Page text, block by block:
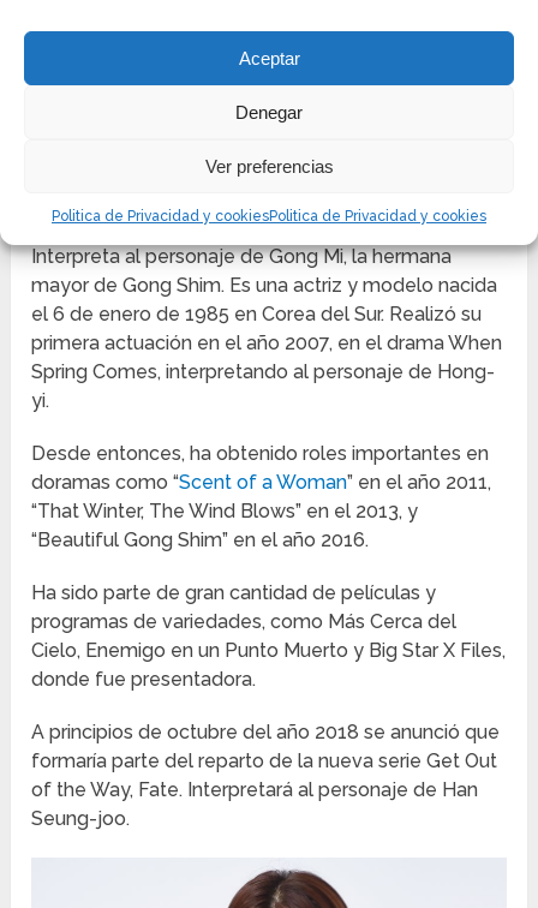
Aceptar
Denegar
Ver preferencias
Politica de Privacidad y cookiesPolitica de Privacidad y cookies
SEO HYO RIM
Interpreta al personaje de Gong Mi, la hermana
mayor de Gong Shim. Es una actriz y modelo nacida
el 6 de enero de 1985 en Corea del Sur. Realizó su
primera actuación en el año 2007, en el drama When
Spring Comes, interpretando al personaje de Hong-
yi.
Desde entonces, ha obtenido roles importantes en
doramas como “Scent of a Woman” en el año 2011,
“That Winter, The Wind Blows” en el 2013, y
“Beautiful Gong Shim” en el año 2016.
Ha sido parte de gran cantidad de películas y
programas de variedades, como Más Cerca del
Cielo, Enemigo en un Punto Muerto y Big Star X Files,
donde fue presentadora.
A principios de octubre del año 2018 se anunció que
formaría parte del reparto de la nueva serie Get Out
of the Way, Fate. Interpretará al personaje de Han
Seung-joo.